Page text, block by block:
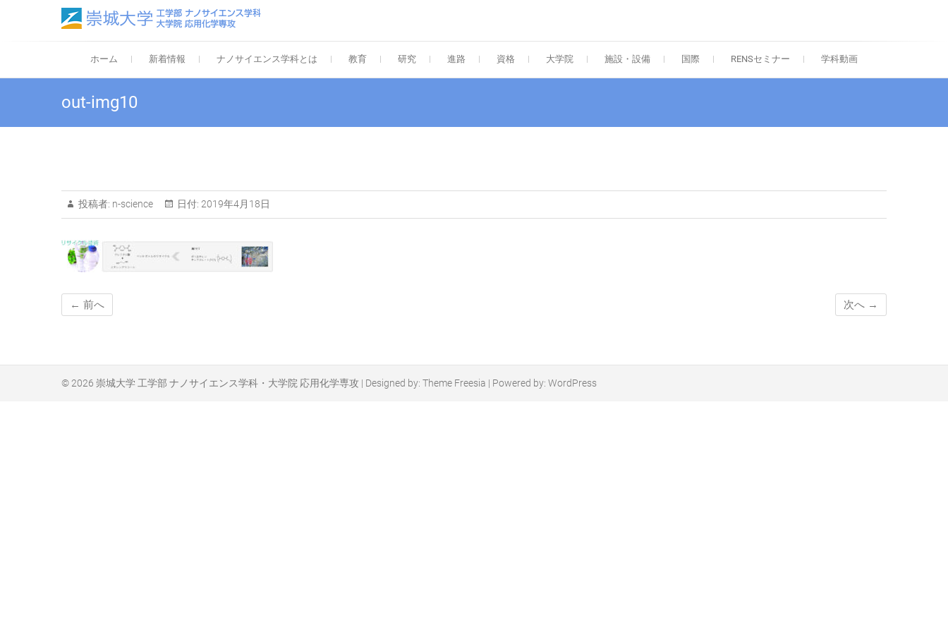
崇城大学 工学部 ナノサイエンス学科・大学院 応用化学専攻
ホーム
新着情報 ナノサイエンス学科とは 教育 研究 進路 資格 大学院 施設・設備 国際 RENSセミナー 学科動画
out-img10
投稿者: n-science 日付: 2019年4月18日
← 前へ 次へ →
© 2026 崇城大学 工学部 ナノサイエンス学科・大学院 応用化学専攻 | Designed by: Theme Freesia | Powered by: WordPress